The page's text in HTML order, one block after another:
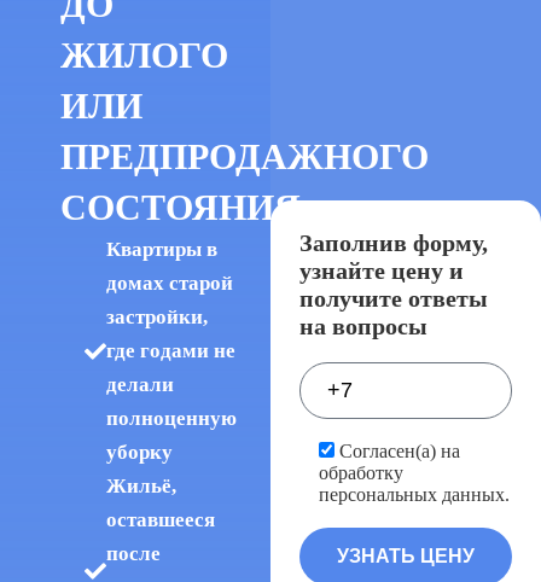
ЖИЛОГО
ИЛИ
ПРЕДПРОДАЖНОГО
СОСТОЯНИЯ
Квартиры в
домах старой
застройки,
где годами не
делали
полноценную
уборку
Жильё,
оставшееся
после
Заполнив форму,
узнайте цену и
получите ответы
на вопросы
Согласен(а) на
обработку
персональных данных.